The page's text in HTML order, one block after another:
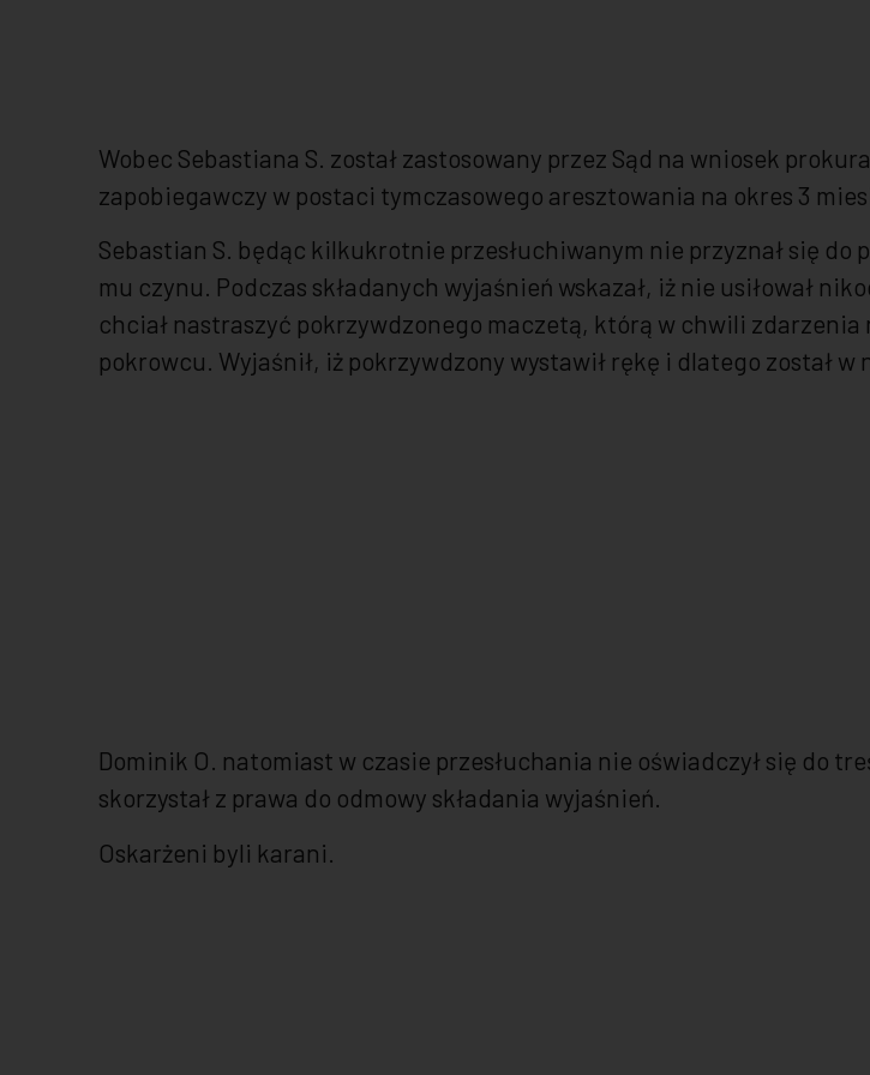
Wobec Sebastiana S. został zastosowany przez Sąd na wniosek
zapobiegawczy w postaci tymczasowego aresztowania na okres 3
Sebastian S. będąc kilkukrotnie przesłuchiwanym nie przyznał się do
mu czynu. Podczas składanych wyjaśnień wskazał, iż nie usiłował
chciał nastraszyć pokrzywdzonego maczetą, którą w chwili zdarzenia
pokrowcu. Wyjaśnił, iż pokrzywdzony wystawił rękę i dlatego został w
Dominik O. natomiast w czasie przesłuchania nie oświadczył się do
skorzystał z prawa do odmowy składania wyjaśnień.
Oskarżeni byli karani.